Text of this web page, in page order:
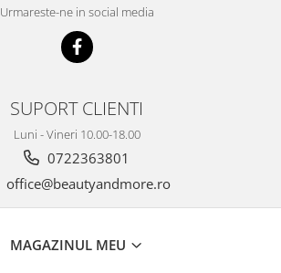
Urmareste-ne in social media
SUPORT CLIENTI
Luni - Vineri 10.00-18.00
0722363801
office@beautyandmore.ro
MAGAZINUL MEU